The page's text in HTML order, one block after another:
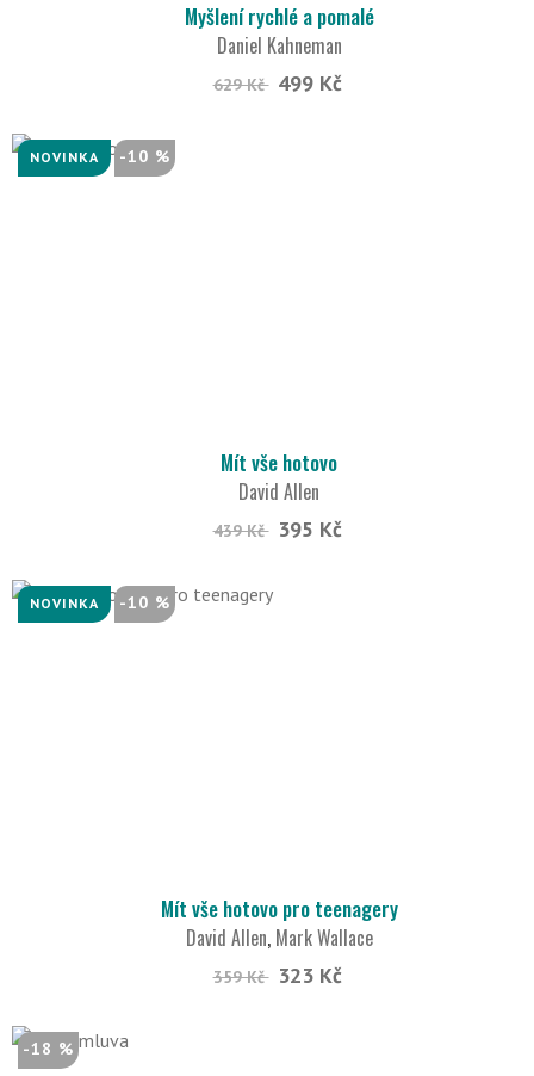
Myšlení rychlé a pomalé
Daniel Kahneman
629 Kč 499 Kč
NOVINKA -10 %
Mít vše hotovo
David Allen
439 Kč 395 Kč
NOVINKA -10 %
Mít vše hotovo pro teenagery
David Allen, Mark Wallace
359 Kč 323 Kč
-18 %